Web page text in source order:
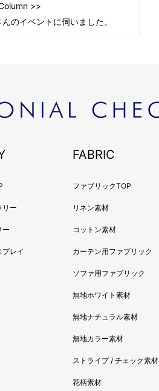
>>
のイベントに伺いました。
リー
ー
プレイ
FABRIC
ファブリックTOP
リネン素材
コットン素材
カーテン用ファブリック
ソファ用ファブリック
無地ホワイト素材
無地ナチュラル素材
無地カラー素材
ストライプ / チェック素材
花柄素材